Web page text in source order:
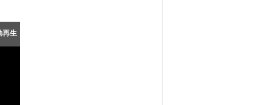
www.sak
name="swfversion" value="9.0.45.
<param name="book" value
の最新バージョンが必要です。</h
images/shared/download_buttons/g
div> <!--[if !IE]>--> </object> <!--<![end
生